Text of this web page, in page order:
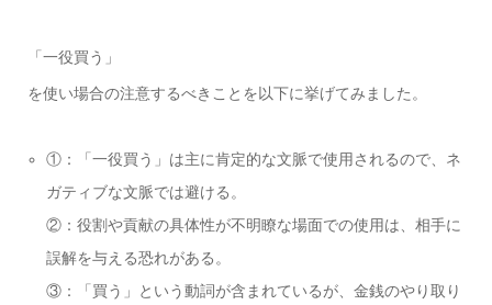
「一役買う」
を使い場合の注意するべきことを以下に挙げてみました。
①：「一役買う」は主に肯定的な文脈で使用されるので、ネ
ガティブな文脈では避ける。
②：役割や貢献の具体性が不明瞭な場面での使用は、相手に
誤解を与える恐れがある。
③：「買う」という動詞が含まれているが、金銭のやり取り